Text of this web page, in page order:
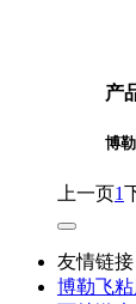
产
博
上一页1
友情链接
博勒飞